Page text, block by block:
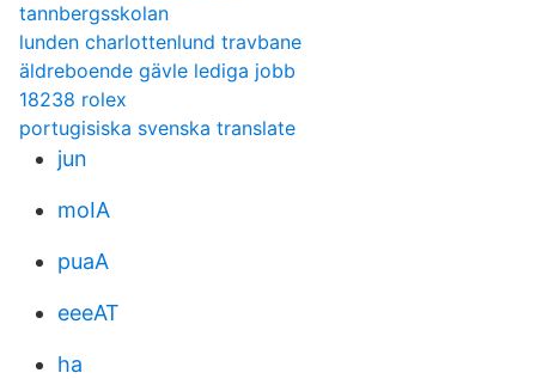
tannbergsskolan
lunden charlottenlund travbane
äldreboende gävle lediga jobb
18238 rolex
portugisiska svenska translate
jun
moIA
puaA
eeeAT
ha